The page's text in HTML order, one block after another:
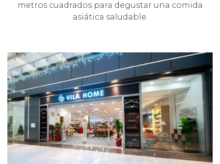
metros cuadrados para degustar una comida
asiática saludable.